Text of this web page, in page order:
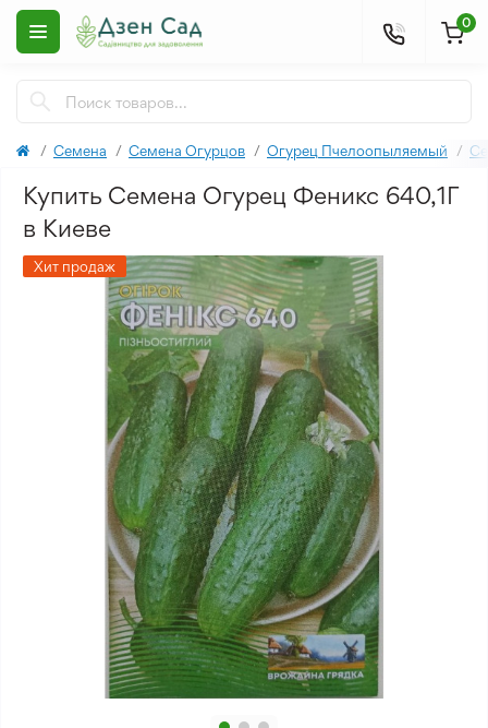
0
Семена Семена Огурцов Огурец Пчелоопыляемый
Купить Семена Огурец Феникс 640,1Г
в Киеве
Хит продаж